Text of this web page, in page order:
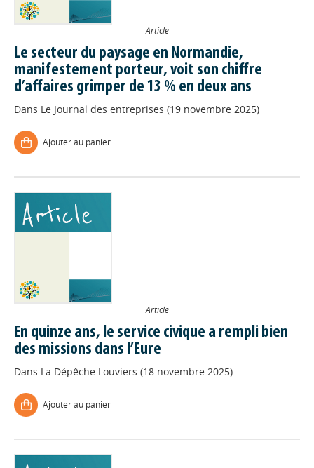
Article
Le secteur du paysage en Normandie,
manifestement porteur, voit son chiffre
d’affaires grimper de 13 % en deux ans
Dans Le Journal des entreprises (19 novembre 2025)
Ajouter au panier
Article
En quinze ans, le service civique a rempli bien
des missions dans l’Eure
Dans La Dépêche Louviers (18 novembre 2025)
Ajouter au panier